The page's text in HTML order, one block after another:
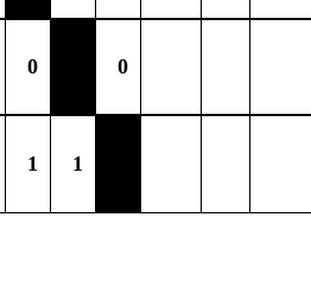
0 0
1 1